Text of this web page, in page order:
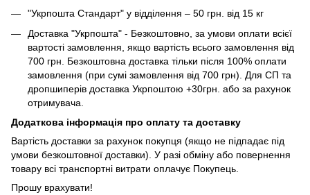
"Укрпошта Стандарт" у відділення – 50 грн. від 15 кг
Доставка "Укрпошта" - Безкоштовно, за умови оплати всієї
вартості замовлення, якщо вартість всього замовлення від
700 грн. Безкоштовна доставка тільки після 100% оплати
замовлення (при сумі замовлення від 700 грн). Для СП та
дропшиперів доставка Укрпоштою +30грн. або за рахунок
отримувача.
Додаткова інформація про оплату та доставку
Вартість доставки за рахунок покупця (якщо не підпадає під
умови безкоштовної доставки). У разі обміну або повернення
товару всі транспортні витрати оплачує Покупець.
Прошу врахувати!